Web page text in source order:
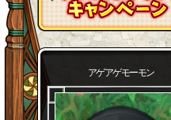
アゲアゲモーモン